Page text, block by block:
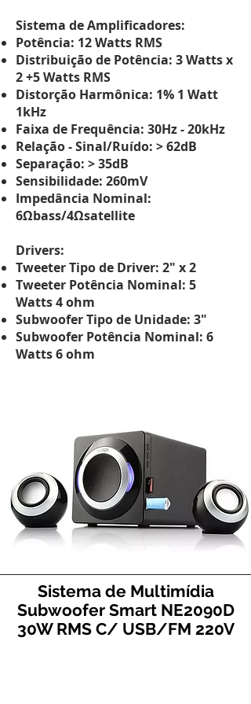
Sistema de Amplificadores:
Potência: 12 Watts RMS
Distribuição de Potência: 3 Watts x
2 +5 Watts RMS
Distorção Harmônica: 1% 1 Watt
1kHz
Faixa de Frequência: 30Hz - 20kHz
Relação - Sinal/Ruído: > 62dB
Separação: > 35dB
Sensibilidade: 260mV
Impedância Nominal:
6Ωbass/4Ωsatellite
Drivers:
Tweeter Tipo de Driver: 2" x 2
Tweeter Potência Nominal: 5
Watts 4 ohm
Subwoofer Tipo de Unidade: 3"
Subwoofer Potência Nominal: 6
Watts 6 ohm
Sistema de Multimídia
Subwoofer Smart NE2090D
30W RMS C/ USB/FM 220V